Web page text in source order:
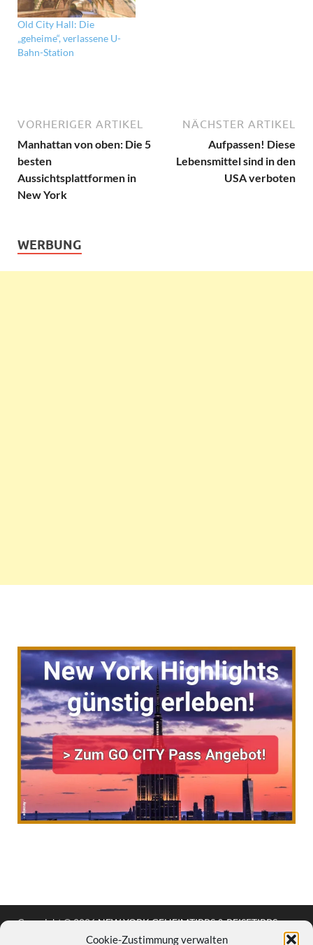
Cookie-Zustimmung verwalten
Old City Hall: Die
„geheime“, verlassene U-
Bahn-Station
VORHERIGER ARTIKEL
Manhattan von oben: Die 5
besten
Aussichtsplattformen in
New York
NÄCHSTER ARTIKEL
Aufpassen! Diese
Lebensmittel sind in den
USA verboten
WERBUNG
Copyright © 2026NEW YORK GEHEIMTIPPS & REISETIPPS.